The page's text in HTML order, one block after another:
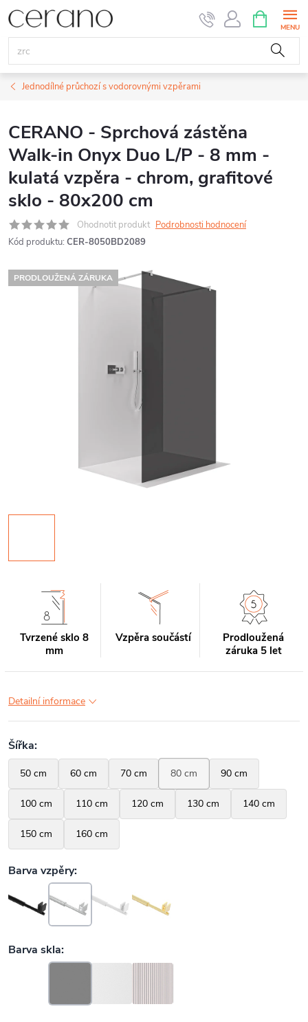
Přejít
na
obsah
NÁKUPNÍ
KOŠÍK
Jednodílné průchozí s vodorovnými vzpěrami
CERANO - Sprchová zástěna
Walk-in Onyx Duo L/P - 8 mm -
kulatá vzpěra - chrom, grafitové
sklo - 80x200 cm
Ohodnotit produkt Podrobnosti hodnocení
Kód produktu: CER-8050BD2089
PRODLOUŽENÁ ZÁRUKA
Tvrzené sklo 8
mm
Vzpěra součástí
Prodloužená
záruka 5 let
Detailní informace